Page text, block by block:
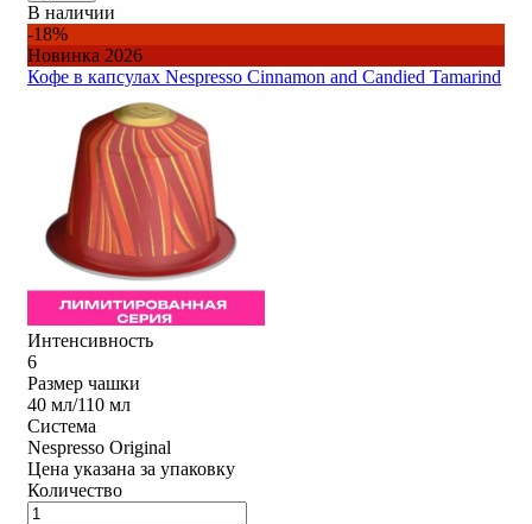
В наличии
-18%
Новинка 2026
Кофе в капсулах Nespresso Cinnamon and Candied Tamarind
Интенсивность
6
Размер чашки
40 мл/110 мл
Система
Nespresso Original
Цена указана за упаковку
Количество